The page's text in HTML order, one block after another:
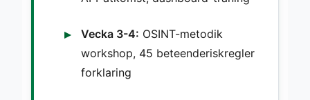
Vecka 3-4: OSINT-metodik
workshop, 45 beteenderiskregler
forklaring